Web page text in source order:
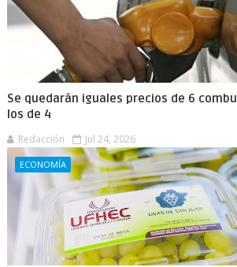
Se quedarán iguales precios de 6
los de 4
Redacción Jul 24, 2026
ECONOMÍA